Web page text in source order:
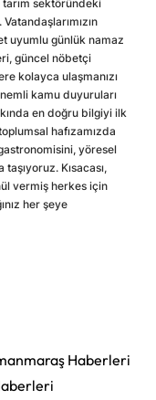
sektöründeki
uyumlu günlük namaz
güncel nöbetçi
kolayca ulaşmanızı
kamu duyuruları
en doğru bilgiyi ilk
hafızamızda
yöresel
Kısacası,
vermiş herkes için
her şeye
Haberleri